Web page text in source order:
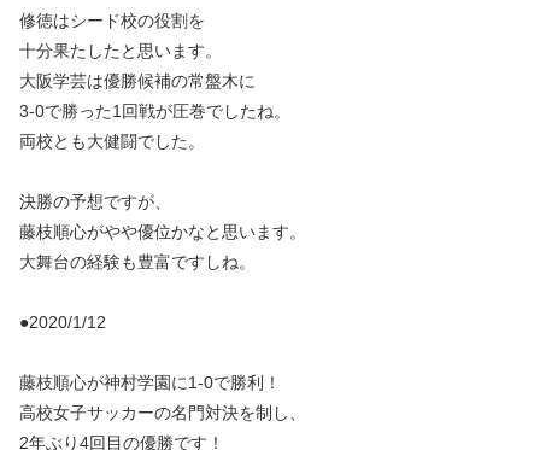
修徳はシード校の役割を
十分果たしたと思います。
大阪学芸は優勝候補の常盤木に
3-0で勝った1回戦が圧巻でしたね。
両校とも大健闘でした。
決勝の予想ですが、
藤枝順心がやや優位かなと思います。
大舞台の経験も豊富ですしね。
●2020/1/12
藤枝順心が神村学園に1-0で勝利！
高校女子サッカーの名門対決を制し、
2年ぶり4回目の優勝です！